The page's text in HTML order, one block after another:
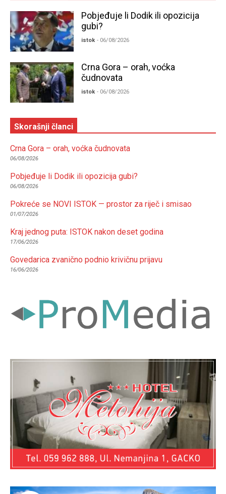
Pobjeđuje li Dodik ili opozicija
gubi?
istok - 06/08/2026
Crna Gora – orah, voćka
čudnovata
istok - 06/08/2026
Skorašnji članci
Crna Gora – orah, voćka čudnovata
06/08/2026
Pobjeđuje li Dodik ili opozicija gubi?
06/08/2026
Pokreće se NOVI ISTOK — prostor za riječ i smisao
01/07/2026
Kraj jednog puta: ISTOK nakon deset godina
17/06/2026
Govedarica zvanično podnio krivičnu prijavu
16/06/2026